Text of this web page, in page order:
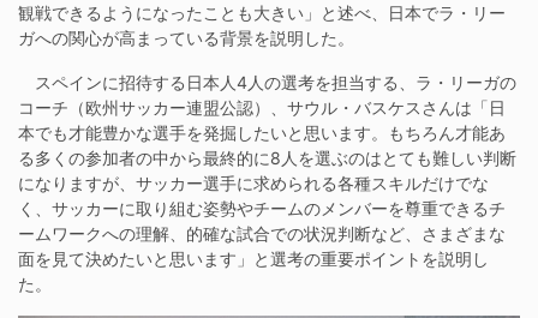
観戦できるようになったことも大きい」と述べ、日本でラ・リー
ガへの関心が高まっている背景を説明した。
スペインに招待する日本人4人の選考を担当する、ラ・リーガの
コーチ（欧州サッカー連盟公認）、サウル・バスケスさんは「日
本でも才能豊かな選手を発掘したいと思います。もちろん才能あ
る多くの参加者の中から最終的に8人を選ぶのはとても難しい判断
になりますが、サッカー選手に求められる各種スキルだけでな
く、サッカーに取り組む姿勢やチームのメンバーを尊重できるチ
ームワークへの理解、的確な試合での状況判断など、さまざまな
面を見て決めたいと思います」と選考の重要ポイントを説明し
た。